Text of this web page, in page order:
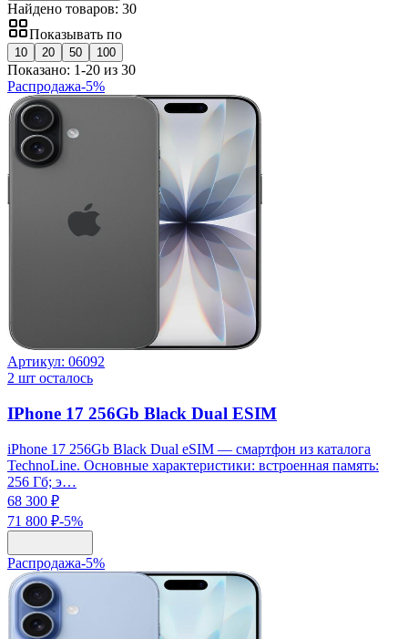
Найдено товаров: 30
Показывать по
10 20 50 100
Показано: 1-20 из 30
Распродажа-5%
Артикул: 06092
2 шт осталось
IPhone 17 256Gb Black Dual ESIM
iPhone 17 256Gb Black Dual eSIM — смартфон из каталога
TechnoLine. Основные характеристики: встроенная память:
256 Гб; э…
68 300 ₽
71 800 ₽-5%
Распродажа-5%